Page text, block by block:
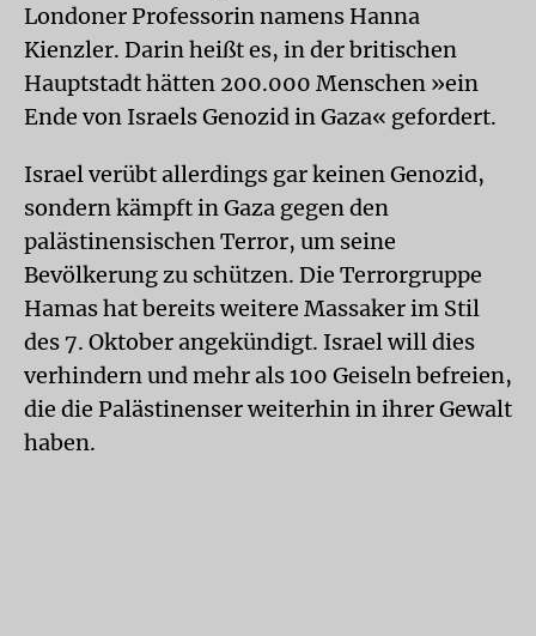
Londoner Professorin namens Hanna
Kienzler. Darin heißt es, in der britischen
Hauptstadt hätten 200.000 Menschen »ein
Ende von Israels Genozid in Gaza« gefordert.
Israel verübt allerdings gar keinen Genozid,
sondern kämpft in Gaza gegen den
palästinensischen Terror, um seine
Bevölkerung zu schützen. Die Terrorgruppe
Hamas hat bereits weitere Massaker im Stil
des 7. Oktober angekündigt. Israel will dies
verhindern und mehr als 100 Geiseln befreien,
die die Palästinenser weiterhin in ihrer Gewalt
haben.